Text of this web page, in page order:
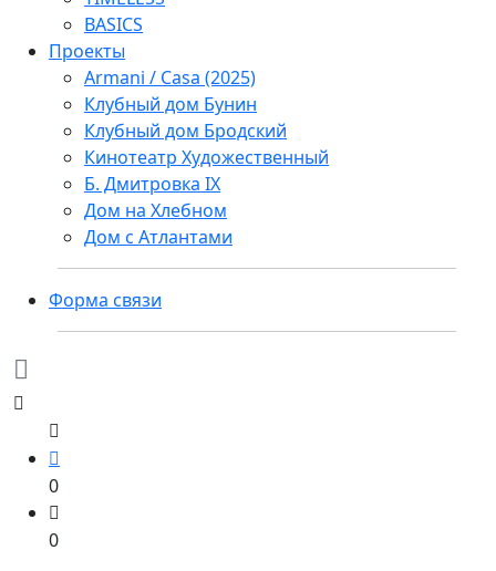
BASICS
Проекты
Armani / Casa (2025)
Клубный дом Бунин
Клубный дом Бродский
Кинотеатр Художественный
Б. Дмитровка IX
Дом на Хлебном
Дом с Атлантами
Форма связи
0
0